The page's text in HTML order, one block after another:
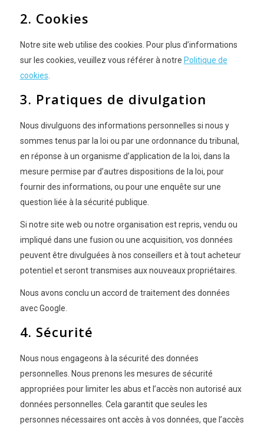
2. Cookies
Notre site web utilise des cookies. Pour plus d’informations
sur les cookies, veuillez vous référer à notre Politique de
cookies
3. Pratiques de divulgation
Nous divulguons des informations personnelles si nous y
sommes tenus par la loi ou par une ordonnance du tribunal,
en réponse à un organisme d’application de la loi, dans la
mesure permise par d’autres dispositions de la loi, pour
fournir des informations, ou pour une enquête sur une
question liée à la sécurité publique.
Si notre site web ou notre organisation est repris, vendu ou
impliqué dans une fusion ou une acquisition, vos données
peuvent être divulguées à nos conseillers et à tout acheteur
potentiel et seront transmises aux nouveaux propriétaires.
Nous avons conclu un accord de traitement des données
avec Google.
4. Sécurité
Nous nous engageons à la sécurité des données
personnelles. Nous prenons les mesures de sécurité
appropriées pour limiter les abus et l’accès non autorisé aux
données personnelles. Cela garantit que seules les
personnes nécessaires ont accès à vos données, que l’accès